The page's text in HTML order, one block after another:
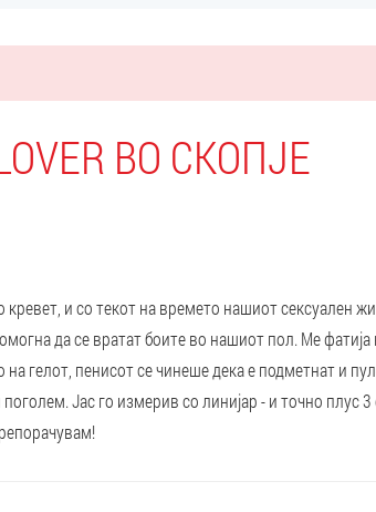
ВО СКОПЈЕ
кревет, и со текот на времето нашиот сексуален
да се вратат боите во нашиот пол. Ме фатија
гелот, пенисот се чинеше дека е подметнат и
поголем. Јас го измерив со линијар - и точно плус